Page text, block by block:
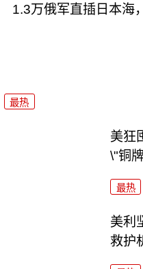
1.3万俄军直插日本海
最热
美狂
\"铜
最热
美利
救护